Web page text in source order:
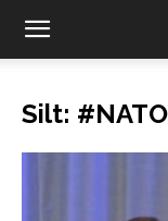
Silt: #NATO